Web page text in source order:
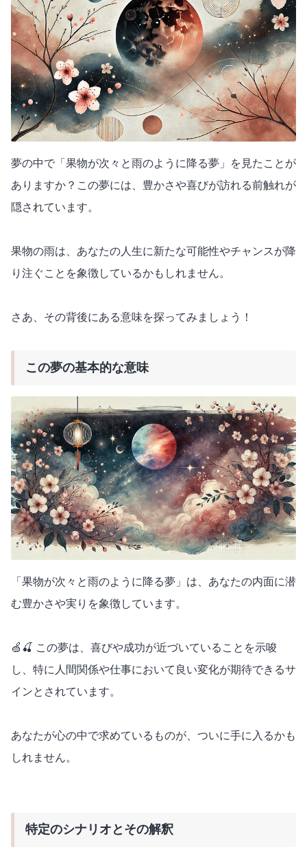
夢の中で「果物が次々と雨のように降る夢」を見たことが
ありますか？この夢には、豊かさや喜びが訪れる前触れが
隠されています。
果物の雨は、あなたの人生に新たな可能性やチャンスが降
り注ぐことを象徴しているかもしれません。
さあ、その背後にある意味を探ってみましょう！
この夢の基本的な意味
「果物が次々と雨のように降る夢」は、あなたの内面に潜
む豊かさや実りを象徴しています。
🍏🍒 この夢は、喜びや成功が近づいていることを示唆
し、特に人間関係や仕事において良い変化が期待できるサ
インとされています。
あなたが心の中で求めているものが、ついに手に入るかも
しれません。
特定のシナリオとその解釈